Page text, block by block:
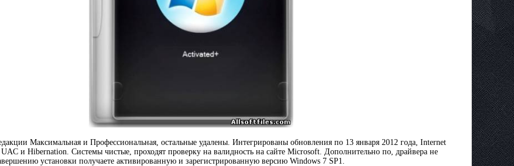
Максимальная и Профессиональная, остальные удалены. Интегрированы обновления по 13 января 2012 года, Internet
и Hibernation. Системы чистые, проходят проверку на валидность на сайте Microsoft. Дополнительно по, драйвера не
установки получаете активированную и зарегистрированную версию Windows 7 SP1.